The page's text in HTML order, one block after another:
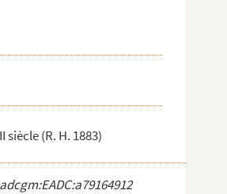
siècle (R. H. 1883)